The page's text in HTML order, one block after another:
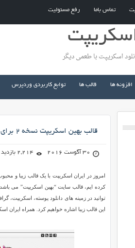
تماس باما رفع مسئولیت
اسکریپت با طعمی دیگر
افزونه ها قالب ها توابع کاربردی وردپرس
قالب بهین اسکریپت نسخه ۲ برای وردپرس
30 آگوست 2016 2,214 بازدید
امروز در ایران اسکریپت با یک قالب زیبا و
کرده ایم، قالب سایت “بهین اسکریپت” می
توانید در زمینه های دانلود پوسته، اسکریپت،
این قالب زیبا اشاره خواهیم کرد. همراه ایران